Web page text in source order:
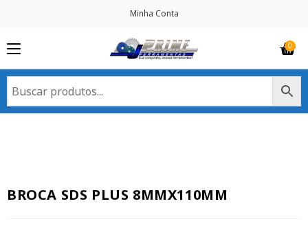
Minha Conta
BROCA SDS PLUS 8MMX110MM